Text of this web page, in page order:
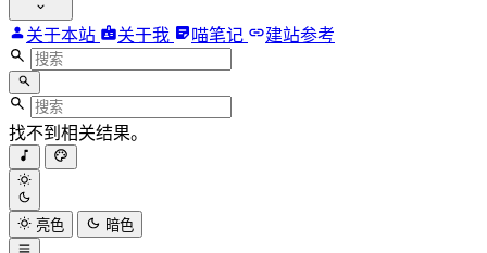
关于本站 关于我 喵笔记 建站参考
找不到相关结果。
亮色 暗色